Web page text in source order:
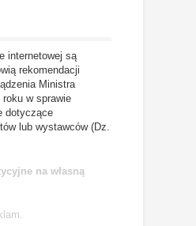
internetowej są
rekomendacji
Ministra
w sprawie
dotyczące
lub wystawców (Dz.
na własną